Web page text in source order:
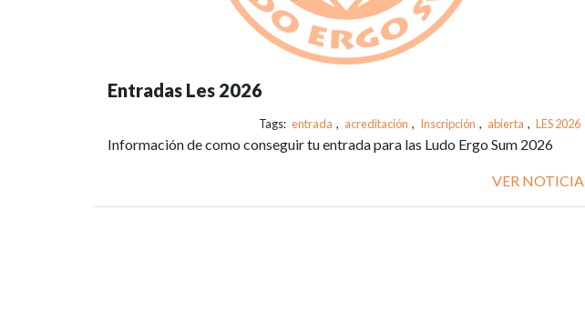
Entradas Les 2026
Tags: entrada , acreditación , Inscripción , abierta , LES 2026
Información de como conseguir tu entrada para las Ludo Ergo Sum 2026
VER NOTICIA